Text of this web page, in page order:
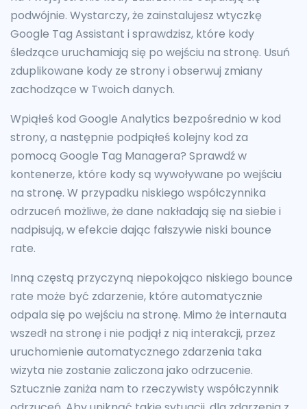
podwójnie. Wystarczy, że zainstalujesz wtyczkę
Google Tag Assistant i sprawdzisz, które kody
śledzące uruchamiają się po wejściu na stronę. Usuń
zduplikowane kody ze strony i obserwuj zmiany
zachodzące w Twoich danych.
Wpiąłeś kod Google Analytics bezpośrednio w kod
strony, a następnie podpiąłeś kolejny kod za
pomocą Google Tag Managera? Sprawdź w
kontenerze, które kody są wywoływane po wejściu
na stronę. W przypadku niskiego współczynnika
odrzuceń możliwe, że dane nakładają się na siebie i
nadpisują, w efekcie dając fałszywie niski bounce
rate.
Inną częstą przyczyną niepokojąco niskiego bounce
rate może być zdarzenie, które automatycznie
odpala się po wejściu na stronę. Mimo że internauta
wszedł na stronę i nie podjął z nią interakcji, przez
uruchomienie automatycznego zdarzenia taka
wizyta nie zostanie zaliczona jako odrzucenie.
Sztucznie zaniża nam to rzeczywisty współczynnik